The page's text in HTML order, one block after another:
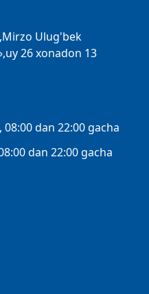
Ulug'bek
26 xonadon 13
dan 22:00 gacha
dan 22:00 gacha